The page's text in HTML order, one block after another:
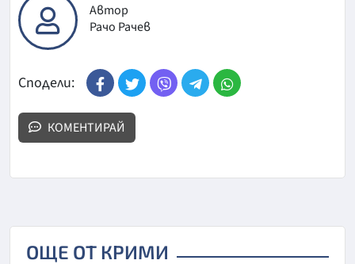
Автор
Рачо Рачев
Сподели:
КОМЕНТИРАЙ
ОЩЕ ОТ КРИМИ